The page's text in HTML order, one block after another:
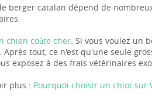
berger catalan dépend de
chien coûte cher. Si vous voulez un
Après tout, ce n'est qu'une seule
exposez à des frais vétérinaires
plus : Pourquoi choisir un chiot sur